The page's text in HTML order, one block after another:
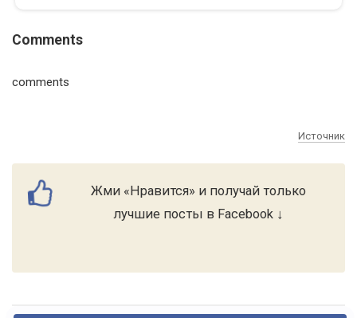
Comments
comments
Источник
Жми «Нравится» и получай только
лучшие посты в Facebook ↓